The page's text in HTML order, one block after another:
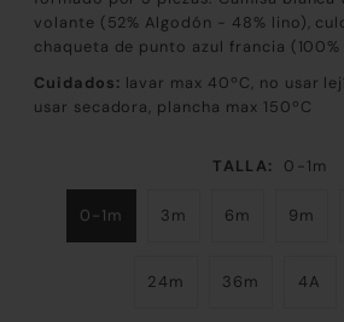
volante (52% Algodón - 48% lino),
chaqueta de punto azul francia
Cuidados: lavar max 40ºC, no usar
usar secadora, plancha max 150ºC
TALLA: 0-1m
0-1m 3m 6m 9m
24m 36m 4A